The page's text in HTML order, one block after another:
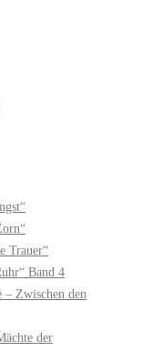
Trauer“
Band 4
– Zwischen den
der